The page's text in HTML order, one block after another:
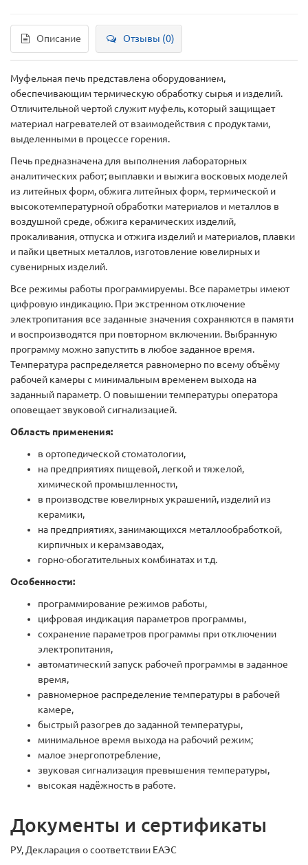
Описание Отзывы (0)
Муфельная печь представлена оборудованием,
обеспечивающим термическую обработку сырья и изделий.
Отличительной чертой служит муфель, который защищает
материал нагревателей от взаимодействия с продуктами,
выделенными в процессе горения.
Печь предназначена для выполнения лабораторных
аналитических работ; выплавки и выжига восковых моделей
из литейных форм, обжига литейных форм, термической и
высокотемпературной обработки материалов и металлов в
воздушной среде, обжига керамических изделий,
прокаливания, отпуска и отжига изделий и материалов, плавки
и пайки цветных металлов, изготовление ювелирных и
сувенирных изделий.
Все режимы работы программируемы. Все параметры имеют
цифровую индикацию. При экстренном отключение
электропитания все заданные значения сохраняются в памяти
и воспроизводятся при повторном включении. Выбранную
программу можно запустить в любое заданное время.
Температура распределяется равномерно по всему объёму
рабочей камеры с минимальным временем выхода на
заданный параметр. О повышении температуры оператора
оповещает звуковой сигнализацией.
Область применения:
в ортопедической стоматологии,
на предприятиях пищевой, легкой и тяжелой,
химической промышленности,
в производстве ювелирных украшений, изделий из
керамики,
на предприятиях, занимающихся металлообработкой,
кирпичных и керамзаводах,
горно-обогатительных комбинатах и т.д.
Особенности:
программирование режимов работы,
цифровая индикация параметров программы,
сохранение параметров программы при отключении
электропитания,
автоматический запуск рабочей программы в заданное
время,
равномерное распределение температуры в рабочей
камере,
быстрый разогрев до заданной температуры,
минимальное время выхода на рабочий режим;
малое энергопотребление,
звуковая сигнализация превышения температуры,
высокая надёжность в работе.
Документы и сертификаты
РУ, Декларация о соответствии ЕАЭС